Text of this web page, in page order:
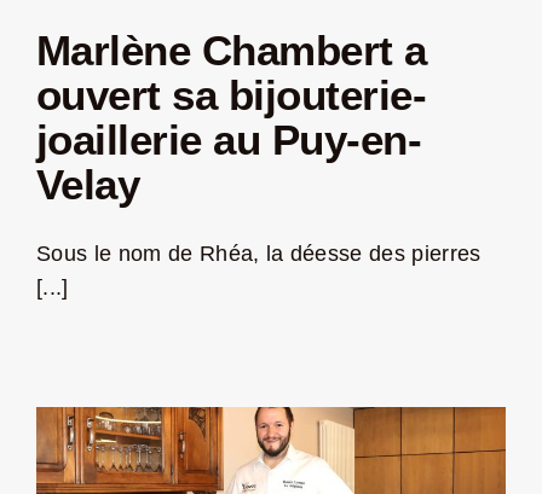
Marlène Chambert a
ouvert sa bijouterie-
joaillerie au Puy-en-
Velay
Sous le nom de Rhéa, la déesse des pierres
[...]